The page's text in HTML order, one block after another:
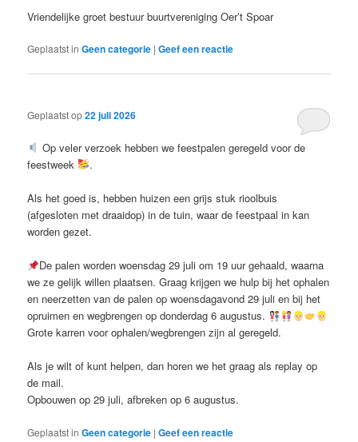
Vriendelijke groet bestuur buurtvereniging Oer’t Spoar
Geplaatst in Geen categorie |Geef een reactie
Geplaatst op22 juli 2026
Op veler verzoek hebben we feestpalen geregeld voor de
feestweek
.
Als het goed is, hebben huizen een grijs stuk rioolbuis
(afgesloten met draaidop) in de tuin, waar de feestpaal in kan
worden gezet.
De palen worden woensdag 29 juli om 19 uur gehaald, waarna
we ze gelijk willen plaatsen. Graag krijgen we hulp bij het ophalen
en neerzetten van de palen op woensdagavond 29 juli en bij het
opruimen en wegbrengen op donderdag 6 augustus.
Grote karren voor ophalen/wegbrengen zijn al geregeld.
Als je wilt of kunt helpen, dan horen we het graag als replay op
de mail.
Opbouwen op 29 juli, afbreken op 6 augustus.
Geplaatst in Geen categorie |Geef een reactie